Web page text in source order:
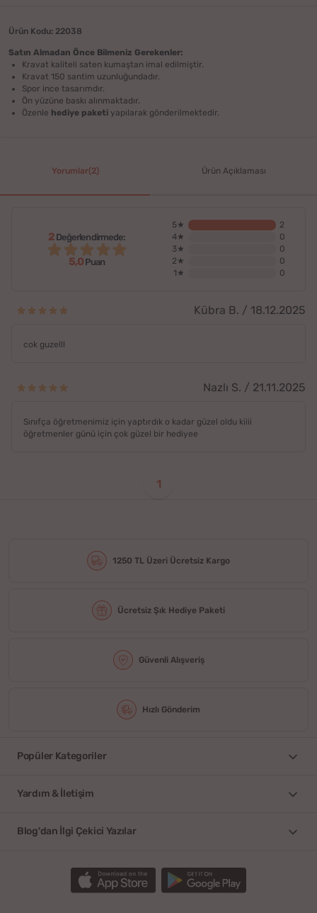
Ürün Kodu: 22038
Satın Almadan Önce Bilmeniz Gerekenler:
Kravat kaliteli saten kumaştan imal edilmiştir.
Kravat 150 santim uzunluğundadır.
Spor ince tasarımdır.
Ön yüzüne baskı alınmaktadır.
Özenle hediye paketi yapılarak gönderilmektedir.
Yorumlar(2) Ürün Açıklaması
2Değerlendirmede:
5,0Puan
5★
2
4★
0
3★
0
2★
0
1★
0
Kübra B. / 18.12.2025
cok guzelll
Nazlı S. / 21.11.2025
Sınıfça öğretmenimiz için yaptırdık o kadar güzel oldu kiiii
öğretmenler günü için çok güzel bir hediyee
1
1250 TL Üzeri Ücretsiz Kargo
Ücretsiz Şık Hediye Paketi
Güvenli Alışveriş
Hızlı Gönderim
Popüler Kategoriler
Yardım & İletişim
Blog'dan İlgi Çekici Yazılar